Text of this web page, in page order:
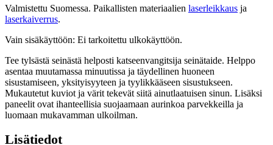
Valmistettu Suomessa. Paikallisten materiaalien laserleikkaus ja
laserkaiverrus.
Vain sisäkäyttöön: Ei tarkoitettu ulkokäyttöön.
Tee tylsästä seinästä helposti katseenvangitsija seinätaide. Helppo
asentaa muutamassa minuutissa ja täydellinen huoneen
sisustamiseen, yksityisyyteen ja tyylikkääseen sisustukseen.
Mukautetut kuviot ja värit tekevät siitä ainutlaatuisen sinun. Lisäksi
paneelit ovat ihanteellisia suojaamaan aurinkoa parvekkeilla ja
luomaan mukavamman ulkoilman.
Lisätiedot